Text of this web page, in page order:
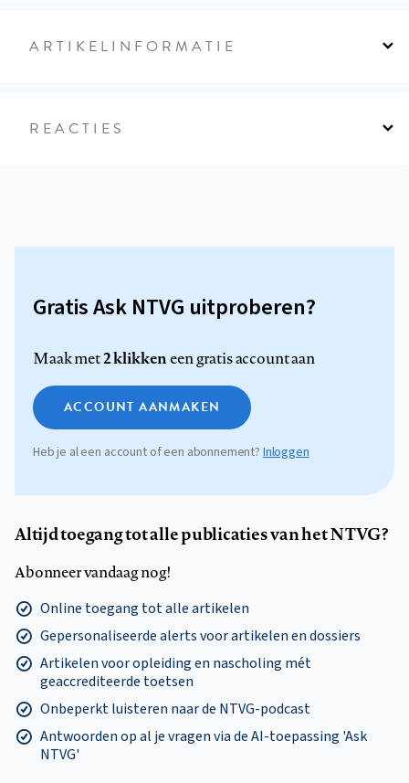
ARTIKELINFORMATIE
REACTIES
Gratis Ask NTVG uitproberen?
Maak met2 klikkeneen gratis account aan
ACCOUNT AANMAKEN
Heb je al een account of een abonnement?Inloggen
Altijd toegang tot alle publicaties van het NTVG?
Abonneer vandaag nog!
Online toegang tot alle artikelen
Gepersonaliseerde alerts voor artikelen en dossiers
Artikelen voor opleiding en nascholing mét
geaccrediteerde toetsen
Onbeperkt luisteren naar de NTVG-podcast
Antwoorden op al je vragen via de AI-toepassing 'Ask
NTVG'